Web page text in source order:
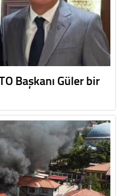
Başkanı Güler bir